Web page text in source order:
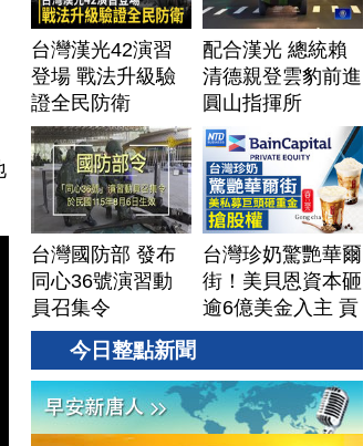
台灣漢光42演習
登場 戰法升級驗
證全民防衛
配合漢光 總統賴
清德親登雲豹前進
圓山指揮所
台灣國防部 發布
同心36號演習動
員召集令
台灣珍奶驚艷華爾
街！美貝恩資本砸
逾6億美金入主 貢
茶拓國際版圖加速
聞｜
20260806(四)
今日整點新聞